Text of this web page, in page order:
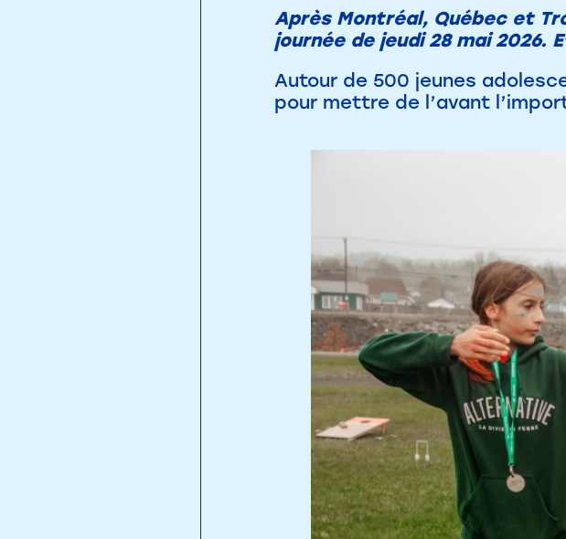
Après Montréal, Québec et
journée de jeudi 28 mai 2026.
Autour de 500 jeunes
pour mettre de l’avant